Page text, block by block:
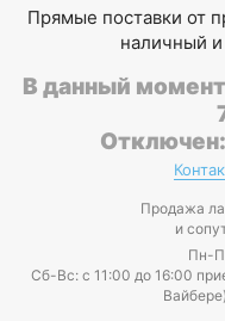
Прямые поставки от
наличный
В данный
Продажа
и
Пн-
Cб-Вс: с 11:00 до 16:00